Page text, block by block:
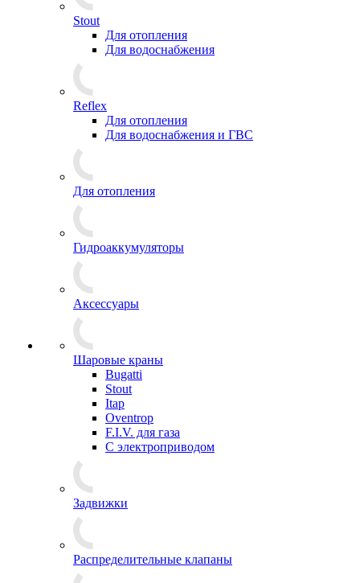
Stout
Для отопления
Для водоснабжения
Reflex
Для отопления
Для водоснабжения и ГВС
Для отопления
Гидроаккумуляторы
Аксессуары
Шаровые краны
Bugatti
Stout
Itap
Oventrop
F.I.V. для газа
С электроприводом
Задвижки
Распределительные клапаны